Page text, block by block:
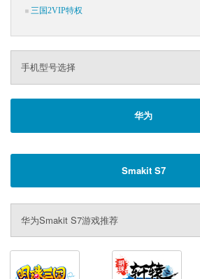
三国2VIP特权
手机型号选择
华为
Smakit S7
华为Smakit S7游戏推荐